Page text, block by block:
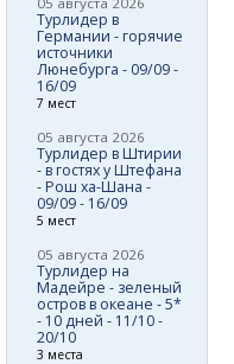
Турлидер в
Германии - горячие
источники
Люнебурга - 09/09 -
16/09
7 мест
05 августа 2026
Турлидер в Штирии
- в гостях у Штефана
- Рош ха-Шана -
09/09 - 16/09
5 мест
05 августа 2026
Турлидер на
Мадейре - зеленый
остров в океане - 5*
- 10 дней - 11/10 -
20/10
3 места